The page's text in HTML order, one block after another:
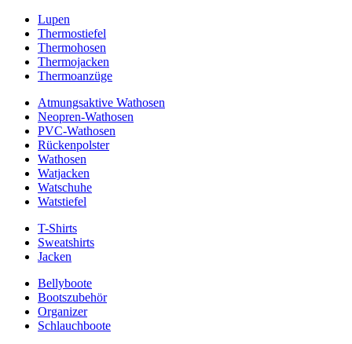
Lupen
Thermostiefel
Thermohosen
Thermojacken
Thermoanzüge
Atmungsaktive Wathosen
Neopren-Wathosen
PVC-Wathosen
Rückenpolster
Wathosen
Watjacken
Watschuhe
Watstiefel
T-Shirts
Sweatshirts
Jacken
Bellyboote
Bootszubehör
Organizer
Schlauchboote